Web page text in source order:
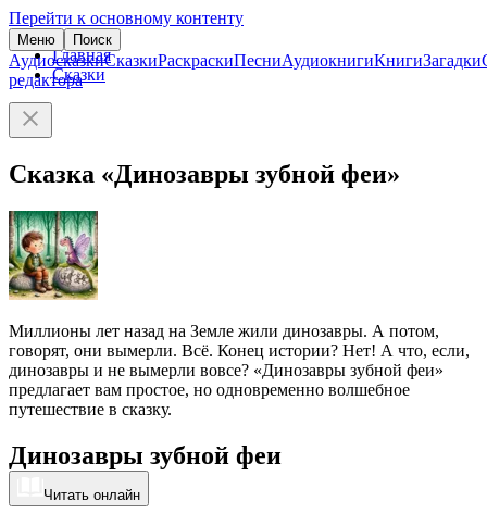
Перейти к основному контенту
Меню Поиск
АудиосказкиСказкиРаскраскиПесниАудиокнигиКнигиЗагадки
редактора
Главная
Сказки
Сказка «Динозавры зубной феи»
Миллионы лет назад на Земле жили динозавры. А потом,
говорят, они вымерли. Всё. Конец истории? Нет! А что, если,
динозавры и не вымерли вовсе? «Динозавры зубной феи»
предлагает вам простое, но одновременно волшебное
путешествие в сказку.
Динозавры зубной феи
Читать онлайн